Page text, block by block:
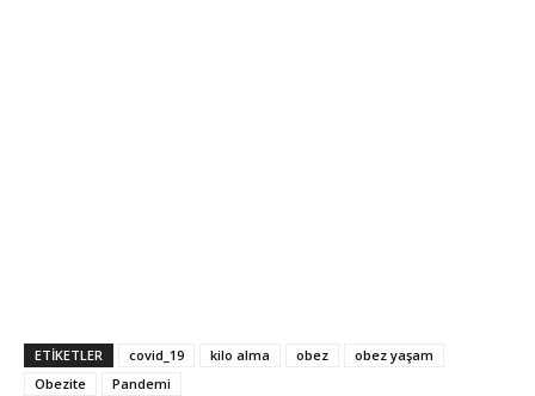
ETIKETLER covid_19 kilo alma obez
obez yaşam
Obezite
Pandemi